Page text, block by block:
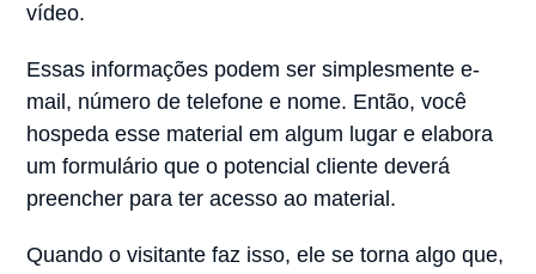
vídeo.
Essas informações podem ser simplesmente e-
mail, número de telefone e nome. Então, você
hospeda esse material em algum lugar e elabora
um formulário que o potencial cliente deverá
preencher para ter acesso ao material.
Quando o visitante faz isso, ele se torna algo que,